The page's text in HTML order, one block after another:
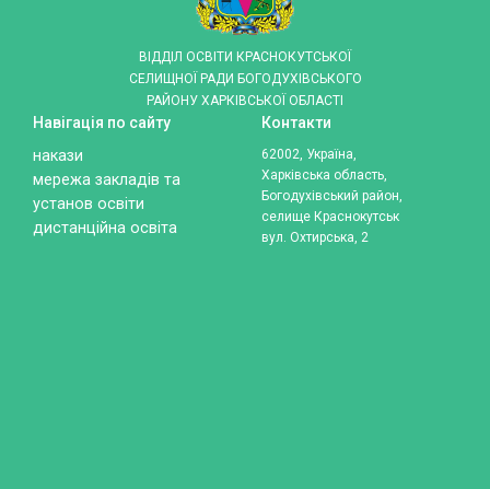
ВІДДІЛ ОСВІТИ КРАСНОКУТСЬКОЇ
СЕЛИЩНОЇ РАДИ БОГОДУХІВСЬКОГО
РАЙОНУ ХАРКІВСЬКОЇ ОБЛАСТІ
Навігація по сайту
накази
мережа закладів та
установ освіти
дистанційна освіта
Контакти
62002, Україна,
Харківська область,
Богодухівський район,
селище Краснокутськ
вул. Охтирська, 2